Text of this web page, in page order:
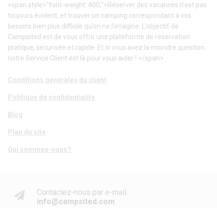
<span style="font-weight: 400;">Réserver des vacances n’est pas
toujours évident, et trouver un camping correspondant à vos
besoins bien plus difficile qu’on ne l’imagine. L’objectif de
Campsited est de vous offrir une plateforme de réservation
pratique, sécurisée et rapide. Et si vous avez la moindre question,
notre Service Client est là pour vous aider ! </span>
Conditions générales du client
Politique de confidentialité
Blog
Plan du site
Qui sommes-nous?
Contactez-nous par e-mail
info@campsited.com